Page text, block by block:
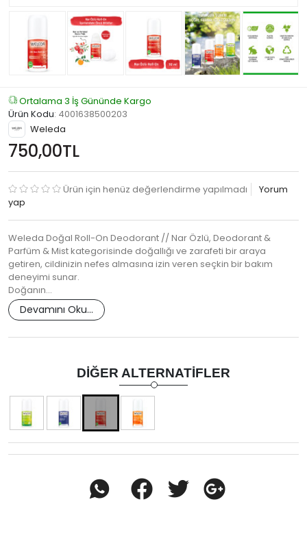
Ortalama 3 İş Gününde Kargo
Ürün Kodu: 4001638500203
Weleda
750,00TL
Ürün için henüz değerlendirme yapılmadı
Yorum
yap
Weleda Doğal Roll-On Deodorant // Nar Özlü, Deodorant &
Parfüm & Mist kategorisinde doğallığı ve zarafeti bir araya
getiren, cildinizin nefes almasına izin veren seçkin bir bakım
deneyimi sunar.
Doğanın…
Devamını Oku...
DIĞER ALTERNATIFLER